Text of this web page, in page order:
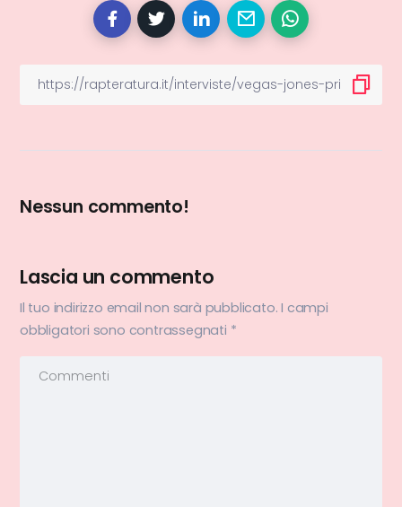
Nessun commento!
Lascia un commento
Il tuo indirizzo email non sarà pubblicato. I campi
obbligatori sono contrassegnati *